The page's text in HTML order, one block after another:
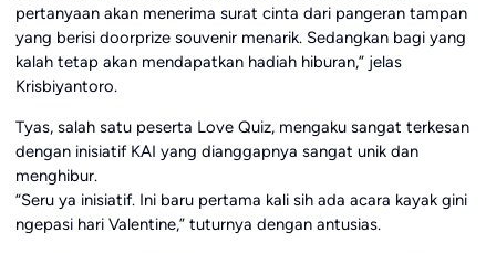
pertanyaan akan menerima surat cinta dari pangeran tampan
yang berisi doorprize souvenir menarik. Sedangkan bagi yang
kalah tetap akan mendapatkan hadiah hiburan,” jelas
Krisbiyantoro.
Tyas, salah satu peserta Love Quiz, mengaku sangat terkesan
dengan inisiatif KAI yang dianggapnya sangat unik dan
menghibur.
“Seru ya inisiatif. Ini baru pertama kali sih ada acara kayak gini
ngepasi hari Valentine,” tuturnya dengan antusias.